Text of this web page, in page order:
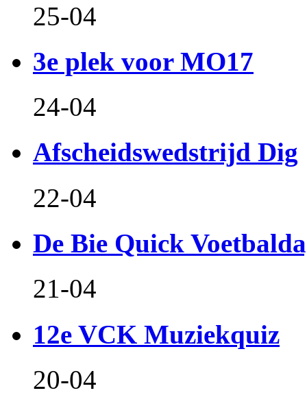
25-04
3e plek voor MO17
24-04
Afscheidswedstrijd Dig
22-04
De Bie Quick
21-04
12e VCK Muziekquiz
20-04